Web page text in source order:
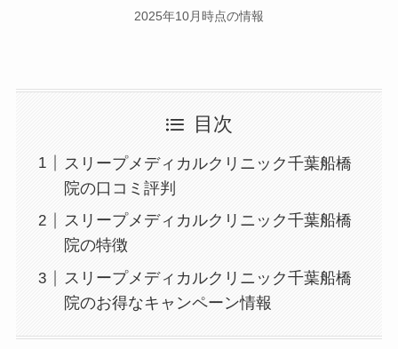
2025年10月時点の情報
目次
スリープメディカルクリニック千葉船橋
院の口コミ評判
スリープメディカルクリニック千葉船橋
院の特徴
スリープメディカルクリニック千葉船橋
院のお得なキャンペーン情報